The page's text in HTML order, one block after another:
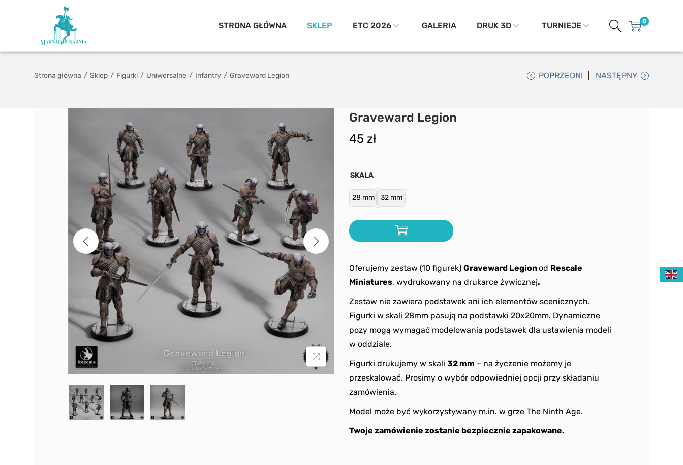
STRONA GŁÓWNA SKLEP ETC 2026 GALERIA DRUK 3D TURNIEJE 0
Strona główna / Sklep / Figurki / Uniwersalne / Infantry / Graveward Legion POPRZEDNI NASTĘPNY
Graveward Legion
45 zł
Oferujemy zestaw (10 figurek) Graveward Legionod Rescale
Miniatures, wydrukowany na drukarce żywicznej.
Zestaw nie zawiera podstawek ani ich elementów scenicznych.
Figurki w skali 28mm pasują na podstawki 20x20mm. Dynamiczne
pozy mogą wymagać modelowania podstawek dla ustawienia modeli
w oddziale.
Figurki drukujemy w skali 32 mm – na życzenie możemy je
przeskalować. Prosimy o wybór odpowiedniej opcji przy składaniu
zamówienia.
Model może być wykorzystywany m.in. w grze The Ninth Age.
Twoje zamówienie zostanie bezpiecznie zapakowane.
SKALA
28 mm 32 mm